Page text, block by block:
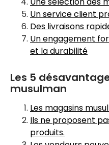
Un service client
Des livraisons
Un engagement
et la durabilité
Les 5
musulman
Les magasins
Ils ne proposent
produits.